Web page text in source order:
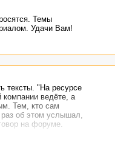
Темы
Удачи Вам!
тексты. "На ресурсе
ведёте, а
Тем, кто сам
об этом услышал,
на форуме.